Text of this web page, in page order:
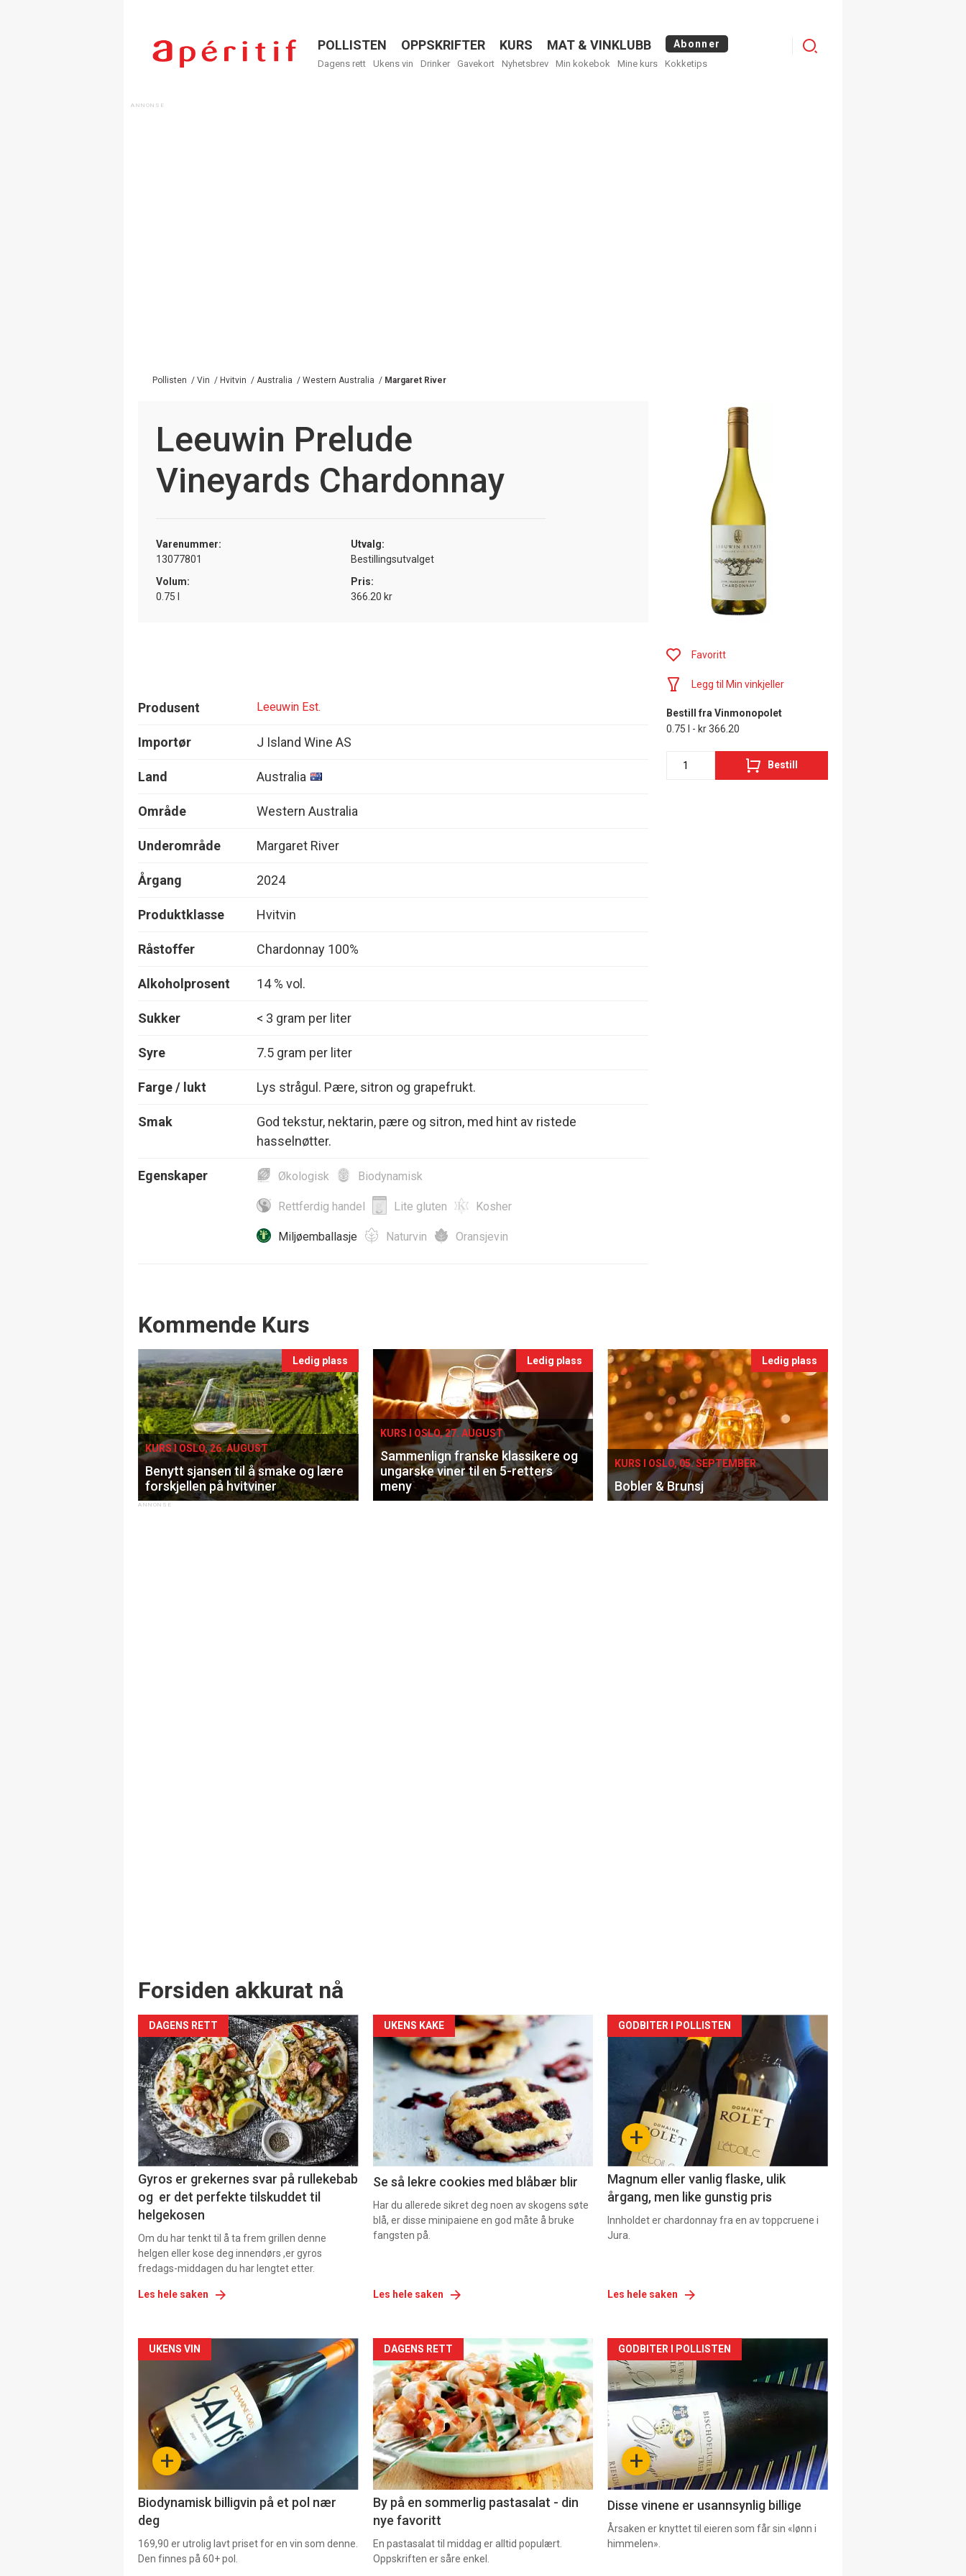
Menu
POLLISTEN OPPSKRIFTER KURS MAT & VINKLUBB Abonner
Dagens rett Ukens vin Drinker Gavekort Nyhetsbrev Min kokebok Mine kurs Kokketips
Menu
Pollisten / Vin / Hvitvin / Australia / Western Australia / Margaret River
Leeuwin Prelude
Vineyards Chardonnay
Varenummer:
13077801
Utvalg:
Bestillingsutvalget
Volum:
0.75 l
Pris:
366.20 kr
Produsent Leeuwin Est.
Importør J Island Wine AS
Land Australia
Område Western Australia
Underområde Margaret River
Årgang 2024
Produktklasse Hvitvin
Råstoffer Chardonnay 100%
Alkoholprosent 14 % vol.
Sukker < 3 gram per liter
Syre 7.5 gram per liter
Farge / lukt Lys strågul. Pære, sitron og grapefrukt.
Smak
God tekstur, nektarin, pære og sitron, med hint av ristede
hasselnøtter.
Egenskaper Økologisk Biodynamisk
Rettferdig handel Lite gluten Kosher
Miljøemballasje Naturvin Oransjevin
Favoritt
Legg til Min vinkjeller
Bestill fra Vinmonopolet
0.75 l - kr 366.20
Bestill
Events
Kommende Kurs
Ledig plass
KURS I OSLO, 26. AUGUST
Benytt sjansen til å smake og lære
forskjellen på hvitviner
Ledig plass
KURS I OSLO, 27. AUGUST
Sammenlign franske klassikere og
ungarske viner til en 5-retters
meny
Ledig plass
KURS I OSLO, 05. SEPTEMBER
Bobler & Brunsj
Forsiden akkurat nå
DAGENS RETT
Gyros er grekernes svar på rullekebab
og er det perfekte tilskuddet til
helgekosen
Om du har tenkt til å ta frem grillen denne
helgen eller kose deg innendørs ,er gyros
fredags-middagen du har lengtet etter.
Les hele saken
Forsiden
akkurat
nå
2
UKENS KAKE
Se så lekre cookies med blåbær blir
Har du allerede sikret deg noen av skogens søte
blå, er disse minipaiene en god måte å bruke
fangsten på.
Les hele saken
Forsiden
akkurat
nå
+
GODBITER I POLLISTEN
Magnum eller vanlig flaske, ulik
årgang, men like gunstig pris
Innholdet er chardonnay fra en av toppcruene i
Jura.
Les hele saken
Forsiden
akkurat
nå
-
+
UKENS VIN
Biodynamisk billigvin på et pol nær
deg
169,90 er utrolig lavt priset for en vin som denne.
Den finnes på 60+ pol.
Forsiden
akkurat
nå
-
5
DAGENS RETT
By på en sommerlig pastasalat - din
nye favoritt
En pastasalat til middag er alltid populært.
Oppskriften er såre enkel.
Forsiden
akkurat
nå
6 +
GODBITER I POLLISTEN
Disse vinene er usannsynlig billige
Årsaken er knyttet til eieren som får sin «lønn i
himmelen».